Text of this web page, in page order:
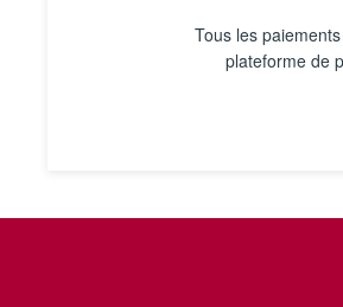
Tous les
plateforme de